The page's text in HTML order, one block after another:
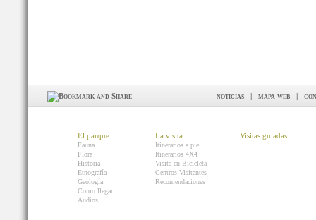
noticias | mapa web |
El parque
Fauna
Flora
Historia
Etnografía
Geología
Como llegar
Audios
La visita
Itinerarios a pie
Itinerarios 4X4
Visita en Bicicleta
Centros Visitantes
Recomendaciones
Visitas guiadas